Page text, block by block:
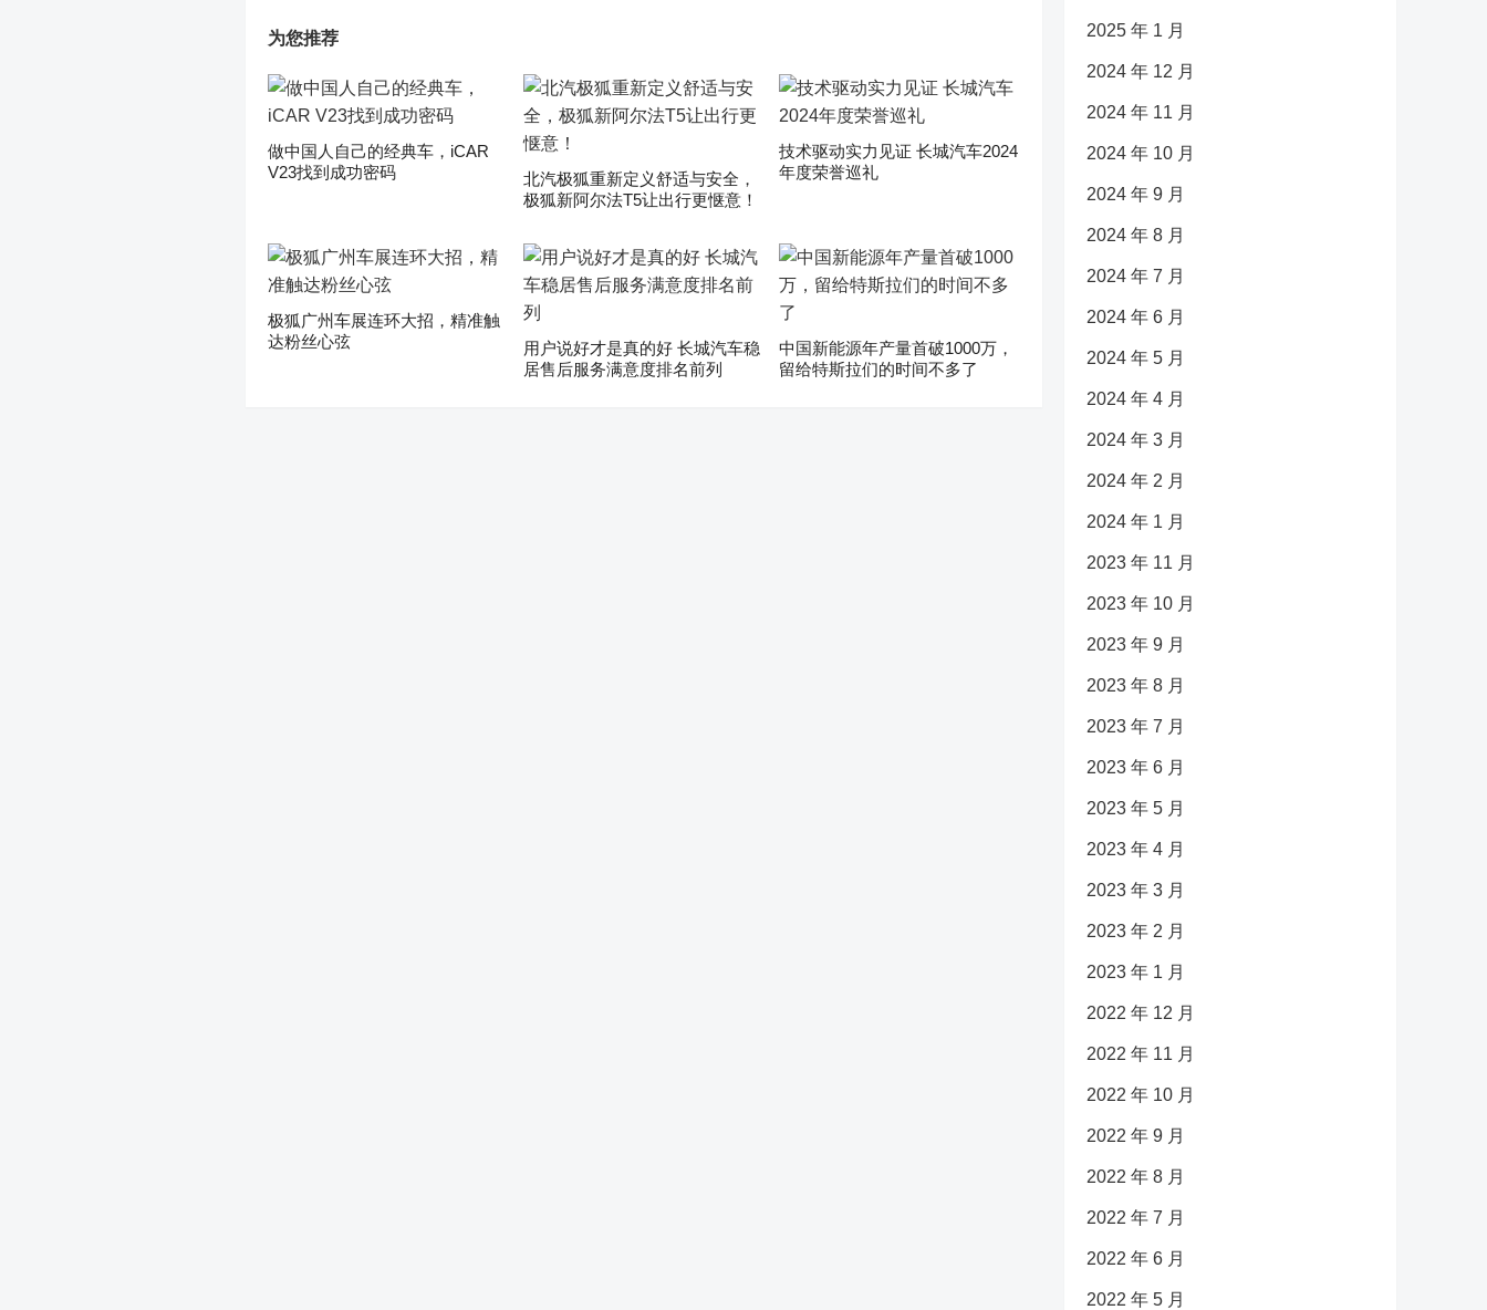
为您推荐
做中国人自己的经典车，iCAR
V23找到成功密码
​北汽极狐重新定义舒适与安全，
极狐新阿尔法T5让出行更惬意！
技术驱动实力见证 长城汽车2024
年度荣誉巡礼
极狐广州车展连环大招，精准触
达粉丝心弦
用户说好才是真的好 长城汽车稳
居售后服务满意度排名前列
中国新能源年产量首破1000万，
留给特斯拉们的时间不多了
2025 年 1 月
2024 年 12 月
2024 年 11 月
2024 年 10 月
2024 年 9 月
2024 年 8 月
2024 年 7 月
2024 年 6 月
2024 年 5 月
2024 年 4 月
2024 年 3 月
2024 年 2 月
2024 年 1 月
2023 年 11 月
2023 年 10 月
2023 年 9 月
2023 年 8 月
2023 年 7 月
2023 年 6 月
2023 年 5 月
2023 年 4 月
2023 年 3 月
2023 年 2 月
2023 年 1 月
2022 年 12 月
2022 年 11 月
2022 年 10 月
2022 年 9 月
2022 年 8 月
2022 年 7 月
2022 年 6 月
2022 年 5 月